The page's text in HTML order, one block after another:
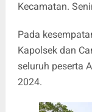
Kecamatan.
Pada
Kapolsek dan
seluruh peserta
2024.